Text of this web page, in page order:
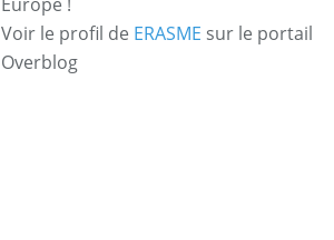
Voir le profil de ERASME sur le portail
Overblog